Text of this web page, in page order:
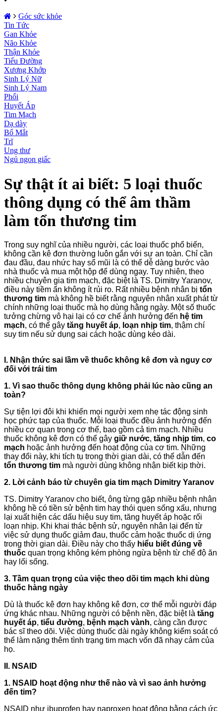
Góc sức khỏe
Tin Tức
Gan Khỏe
Não Khỏe
Thận Khỏe
Tiểu Đường
Xương Khớp
Sinh Lý Nữ
Sinh Lý Nam
Phổi
Huyết Áp
Tim Mạch
Dạ dày
Bổ Mắt
Trĩ
Ung thư
Ngủ ngon giấc
Sự thật ít ai biết: 5 loại thuốc
thông dụng có thể âm thầm
làm tổn thương tim
Trong suy nghĩ của nhiều người, các loại thuốc phổ biến,
không cần kê đơn thường luôn gắn với sự an toàn. Chỉ cần
đau đầu, đau nhức hay sổ mũi là có thể dễ dàng bước vào
nhà thuốc và mua một hộp để dùng ngay. Tuy nhiên, theo
nhiều chuyên gia tim mạch, đặc biệt là TS. Dimitry Yaranov,
điều này tiềm ẩn không ít rủi ro. Rất nhiều bệnh nhân bị tổn
thương tim mà không hề biết rằng nguyên nhân xuất phát từ
chính những loại thuốc mà họ dùng hằng ngày. Một số thuốc
tưởng chừng vô hại lại có cơ chế ảnh hưởng đến hệ tim
mạch, có thể gây tăng huyết áp, loạn nhịp tim, thậm chí
suy tim nếu sử dụng sai cách hoặc dùng kéo dài.
I. Nhận thức sai lầm về thuốc không kê đơn và nguy cơ
đối với trái tim
1. Vì sao thuốc thông dụng không phải lúc nào cũng an
toàn?
Sự tiện lợi đôi khi khiến mọi người xem nhẹ tác động sinh
học phức tạp của thuốc. Mỗi loại thuốc đều ảnh hưởng đến
nhiều cơ quan trong cơ thể, bao gồm cả tim mạch. Nhiều
thuốc không kê đơn có thể gây giữ nước, tăng nhịp tim, co
mạch hoặc ảnh hưởng đến hoạt động của cơ tim. Những
thay đổi này, khi tích tụ trong thời gian dài, có thể dẫn đến
tổn thương tim mà người dùng không nhận biết kịp thời.
2. Lời cảnh báo từ chuyên gia tim mạch Dimitry Yaranov
TS. Dimitry Yaranov cho biết, ông từng gặp nhiều bệnh nhân
không hề có tiền sử bệnh tim hay thói quen sống xấu, nhưng
lại xuất hiện các dấu hiệu suy tim, tăng huyết áp hoặc rối
loạn nhịp. Khi khai thác bệnh sử, nguyên nhân lại đến từ
việc sử dụng thuốc giảm đau, thuốc cảm hoặc thuốc dị ứng
trong thời gian dài. Điều này cho thấy hiểu biết đúng về
thuốc quan trọng không kém phòng ngừa bệnh từ chế độ ăn
hay lối sống.
3. Tầm quan trọng của việc theo dõi tim mạch khi dùng
thuốc hàng ngày
Dù là thuốc kê đơn hay không kê đơn, cơ thể mỗi người đáp
ứng khác nhau. Những người có bệnh nền, đặc biệt là tăng
huyết áp, tiểu đường, bệnh mạch vành, càng cần được
bác sĩ theo dõi. Việc dùng thuốc dài ngày không kiểm soát có
thể làm nặng thêm tình trạng tim mạch vốn đã nhạy cảm của
họ.
II. NSAID
1. NSAID hoạt động như thế nào và vì sao ảnh hưởng
đến tim?
NSAID như ibuprofen hay naproxen hoạt động bằng cách ức